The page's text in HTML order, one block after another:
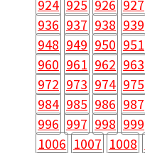
924 925 926 927
936 937 938 939
948 949 950 951
960 961 962 963
972 973 974 975
984 985 986 987
996 997 998 999
1006 1007 1008